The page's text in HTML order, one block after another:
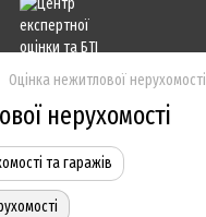
Оцінка нежитлової нерухомості
нерухомості
та гаражів